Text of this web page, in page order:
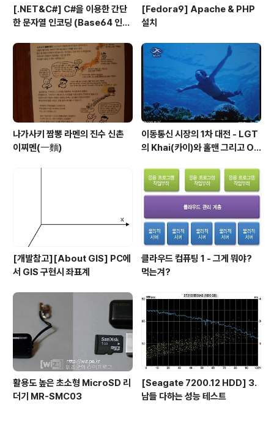
[.NET&C#] C#을 이용한 간단
한 문자열 인코딩 (Base64 인코
[Fedora9] Apache & PHP
설치
나가사키 짬뽕 라멘의 진수 신촌
이찌멘(一麵)
이동통신 시장의 1차 대전 - LGT
의 Khai(카이)와 홀맨 그리고 OZ
[개발참고][About GIS] PC에
서 GIS 구현시 좌표계
클라우드 컴퓨팅 1 - 그게 뭐야?
먹는겨?
활용도 높은 초소형 MicroSD 리
더기 MR-SMC03
[Seagate 7200.12 HDD] 3.
남들 다하는 성능 테스트